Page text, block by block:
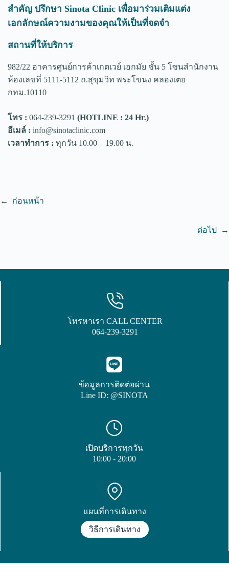
สำคัญ ปรึกษา Sinota Clinic เพื่อมาร่วมเติมแต่ง
เอกลักษณ์ความงามของคุณให้เป็นที่จดจำ
สถานที่ให้บริการ
982/22 อาคารศูนย์การค้าเกตเวย์ เอกมัย ชั้น 5 โซนสำนักงาน
ห้องเลขที่ 5111-5112 ถ.สุขุมวิท พระโขนง คลองเตย
กทม.10110
โทร : 064-239-3291 (HOTLINE : 24 Hr.)
อีเมล์ : info@sinotaclinic.com
เวลาทำการ : ทุกวัน 10.00 – 19.00 น.
← ก่อนหน้า
ต่อไป →
โทรหาเรา CALL CENTER
064-239-3291
ข้อมูลการติดต่อผ่าน
Line ID: @SINOTA
เปิดบริการทุกวัน
10:00 - 20:00
แผนที่การเดินทาง
วิธีการเดินทาง